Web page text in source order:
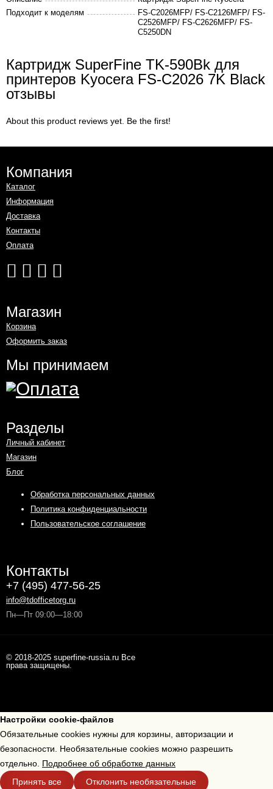
Подходит к моделям
FS-C2026MFP/ FS-C2126MFP/ FS-
C2526MFP/ FS-C2626MFP/ FS-
C5250DN
Картридж SuperFine TK-590Bk для
принтеров Kyocera FS-C2026 7K Black
отзывы
About this product reviews yet. Be the first!
Компания
Каталог
Информация
Доставка
Контакты
Оплата
Магазин
Корзина
Оформить заказ
Мы принимаем
Разделы
Личный кабинет
Магазин
Блог
Обработка персональных данных
Политика конфиденциальности
Пользовательское соглашение
Контакты
+7 (495) 477-56-25
info@tdofficetorg.ru
Пн—Пт 09:00—18:00
© 2018-2025 superfine-russia.ru Все
права защищены.
Настройки cookie-файлов
Обязательные cookies нужны для корзины, авторизации и
безопасности. Необязательные cookies можно разрешить
отдельно. Подробнее об обработке данных
Принять все
Отклонить необязательные